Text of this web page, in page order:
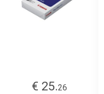
€ 25.26